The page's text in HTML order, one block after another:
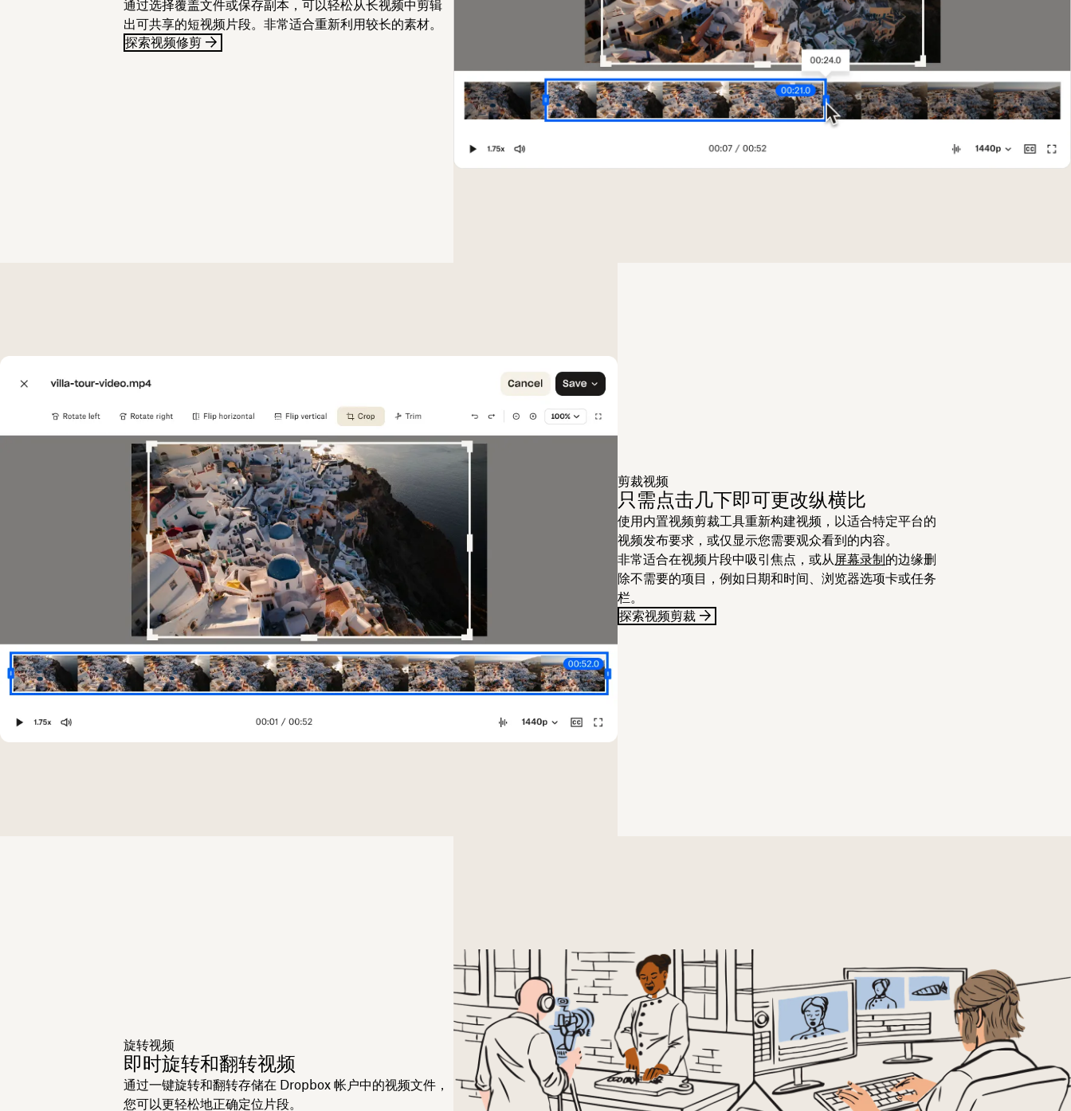
通过选择覆盖文件或保存副本，可以轻松从长视频中剪辑
出可共享的短视频片段。非常适合重新利用较长的素材。
探索视频修剪
剪裁视频
只需点击几下即可更改纵横比
使用内置视频剪裁工具重新构建视频，以适合特定平台的
视频发布要求，或仅显示您需要观众看到的内容。
非常适合在视频片段中吸引焦点，或从 屏幕录制的边缘删
除不需要的项目，例如日期和时间、浏览器选项卡或任务
栏。
探索视频剪裁
旋转视频
即时旋转和翻转视频
通过一键旋转和翻转存储在 Dropbox 帐户中的视频文件，
您可以更轻松地正确定位片段。